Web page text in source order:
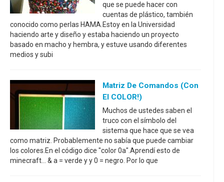
que se puede hacer con
cuentas de plástico, también
conocido como perlas HAMA.Estoy en la Universidad
haciendo arte y diseño y estaba haciendo un proyecto
basado en macho y hembra, y estuve usando diferentes
medios y subi
Matriz De Comandos (con
El COLOR!)
Muchos de ustedes saben el
truco con el símbolo del
sistema que hace que se vea
como matriz. Probablemente no sabía que puede cambiar
los colores.En el código dice "color 0a".Aprendí esto de
minecraft... & a = verde y y 0 = negro. Por lo que